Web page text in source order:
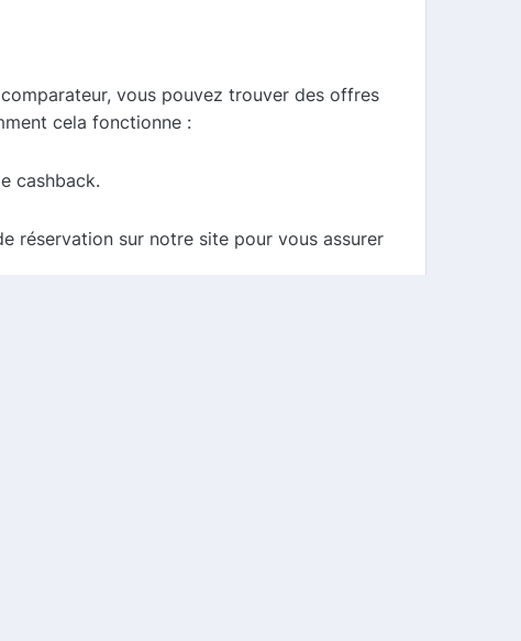
vous pouvez trouver des offres
cela fonctionne :
cashback.
réservation sur notre site pour vous assurer